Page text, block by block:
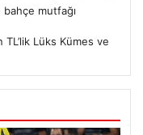
bahçe mutfağı
Lüks Kümes ve